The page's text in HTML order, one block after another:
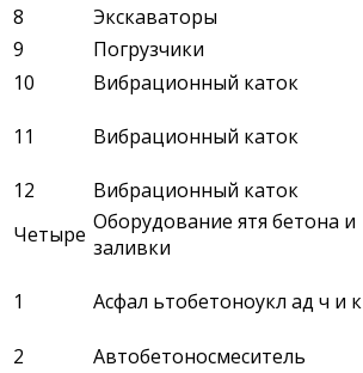
8
Экскаваторы
9
Погрузчики
10 Вибрационный каток
11 Вибрационный каток
12 Вибрационный каток
Четыре Оборудование ятя бетона и
заливки
1 Асфал ьтобетоноукл ад ч и к
2 Автобетоносмеситель